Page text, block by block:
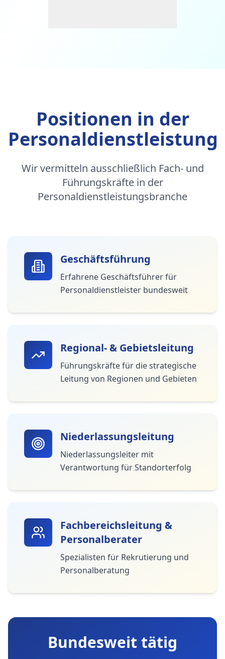
Positionen in der
Personaldienstleistung
Wir vermitteln ausschließlich Fach- und
Führungskräfte in der
Personaldienstleistungsbranche
Geschäftsführung
Erfahrene Geschäftsführer für
Personaldienstleister bundesweit
Regional- & Gebietsleitung
Führungskräfte für die strategische
Leitung von Regionen und Gebieten
Niederlassungsleitung
Niederlassungsleiter mit
Verantwortung für Standorterfolg
Fachbereichsleitung &
Personalberater
Spezialisten für Rekrutierung und
Personalberatung
Bundesweit tätig